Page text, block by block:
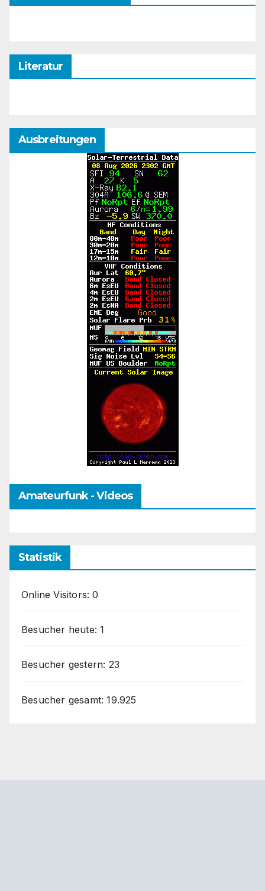
Literatur
Ausbreitungen
Amateurfunk - Videos
Statistik
Online Visitors:0
Besucher heute:1
Besucher gestern: 23
Besucher gesamt:19.925